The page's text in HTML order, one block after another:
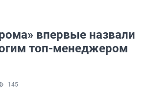
впервые назвали
топ-менеджером
145